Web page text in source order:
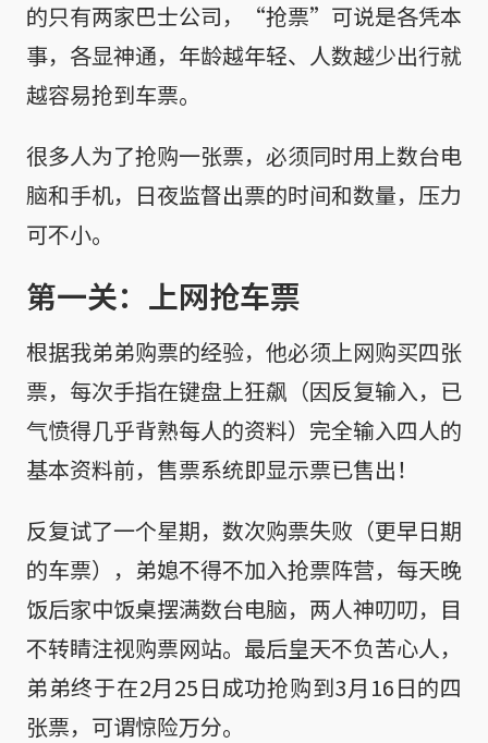
的只有两家巴士公司，“抢票”可说是各凭本
事，各显神通，年龄越年轻、人数越少出行就
越容易抢到车票。
很多人为了抢购一张票，必须同时用上数台电
脑和手机，日夜监督出票的时间和数量，压力
可不小。
第一关：上网抢车票
根据我弟弟购票的经验，他必须上网购买四张
票，每次手指在键盘上狂飙（因反复输入，已
气愤得几乎背熟每人的资料）完全输入四人的
基本资料前，售票系统即显示票已售出！
反复试了一个星期，数次购票失败（更早日期
的车票），弟媳不得不加入抢票阵营，每天晚
饭后家中饭桌摆满数台电脑，两人神叨叨，目
不转睛注视购票网站。最后皇天不负苦心人，
弟弟终于在2月25日成功抢购到3月16日的四
张票，可谓惊险万分。